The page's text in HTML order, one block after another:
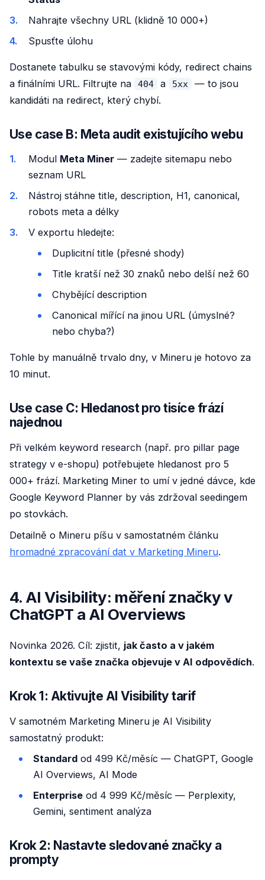
Nahrajte všechny URL (klidně 10 000+)
Spusťte úlohu
Dostanete tabulku se stavovými kódy, redirect chains
a finálními URL. Filtrujte na
404 a 5xx
— to jsou
kandidáti na redirect, který chybí.
Use case B: Meta audit existujícího webu
Modul Meta Miner — zadejte sitemapu nebo
seznam URL
Nástroj stáhne title, description, H1, canonical,
robots meta a délky
V exportu hledejte:
Duplicitní title (přesné shody)
Title kratší než 30 znaků nebo delší než 60
Chybějící description
Canonical mířící na jinou URL (úmyslné?
nebo chyba?)
Tohle by manuálně trvalo dny, v Mineru je hotovo za
10 minut.
Use case C: Hledanost pro tisíce frází
najednou
Při velkém keyword research (např. pro pillar page
strategy v e-shopu) potřebujete hledanost pro 5
000+ frází. Marketing Miner to umí v jedné dávce, kde
Google Keyword Planner by vás zdržoval seedingem
po stovkách.
Detailně o Mineru píšu v samostatném článku
hromadné zpracování dat v Marketing Mineru.
4. AI Visibility: měření značky v
ChatGPT a AI Overviews
Novinka 2026. Cíl: zjistit, jak často a v jakém
kontextu se vaše značka objevuje v AI odpovědích.
Krok 1: Aktivujte AI Visibility tarif
V samotném Marketing Mineru je AI Visibility
samostatný produkt:
Standard od 499 Kč/měsíc — ChatGPT, Google
AI Overviews, AI Mode
Enterprise od 4 999 Kč/měsíc — Perplexity,
Gemini, sentiment analýza
Krok 2: Nastavte sledované značky a
prompty